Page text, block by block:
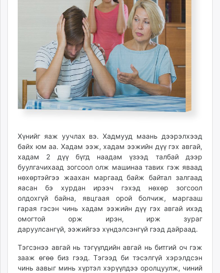
24tsag.mn
shuud.mn
eagle.mn
ergelt.mn
zarig.mn
mminfo.mn
ugluu.mn
urlag.mn
unen.mn
asu.mn
shudarga.mn
shuurhai.mn
unuudur.mn
fact.mn
Хүнийг яаж уучлах вэ. Хадмууд маань дээрэлхээд
байх юм аа. Хадам ээж, хадам ээжийн дүү гэх авгай,
хадам 2 дүү бүгд наадам үзээд талбай дээр
буулгачихаад зогсоол олж машинаа тавих гэж яваад
нөхөртэйгээ жаахан маргаад байж байтал залгаад
яасан бэ хурдан ирээч гэхэд нөхөр зогсоол
олдохгүй байна, явцгаая орой болчиж, маргааш
гарая гэсэн чинь хадам ээжийн дүү гэх авгай ихэд
омогтой орж ирэн, ирж зураг
даруулсангүй, ээжийгээ хүндэлсэнгүй гээд дайраад.
Тэгсэнээ авгай нь тэгүүлдийн авгай нь битгий оч гэж
зааж өгөө биз гээд. Тэгээд би тэсэлгүй хэрэлдсэн
чинь аавыг минь хүртэл хэрүүлдээ оролцуулж, чиний